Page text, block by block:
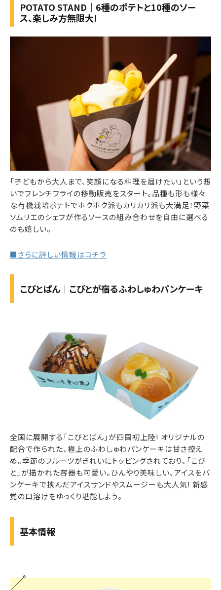
POTATO STAND｜6種のポテトと10種のソー
ス、楽しみ方無限大!
「子どもから大人まで、笑顔になる料理を届けたい」という想
いでフレンチフライの移動販売をスタート。品種も形も様々
な有機栽培ポテトでホクホク派もカリカリ派も大満足！野菜
ソムリエのシェフが作るソースの組み合わせを自由に選べる
のも嬉しい。
■さらに詳しい情報はコチラ
こびとぱん｜こびとが宿るふわしゅわパンケーキ
全国に展開する「こびとぱん」が四国初上陸! オリジナルの
配合で作られた、極上のふわしゅわパンケーキは甘さ控え
め。季節のフルーツがきれいにトッピングされており、「こび
と」が描かれた容器も可愛い。ひんやり美味しい、アイスをパ
ンケーキで挟んだアイスサンドやスムージーも大人気! 新感
覚の口溶けをゆっくり堪能しよう。
基本情報